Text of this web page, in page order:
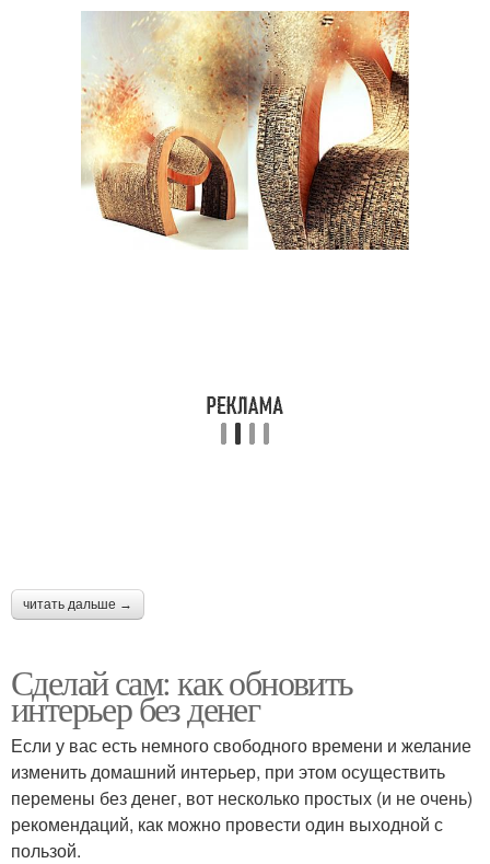
читать дальше →
Сделай сам: как обновить
интерьер без денег
Если у вас есть немного свободного времени и желание
изменить домашний интерьер, при этом осуществить
перемены без денег, вот несколько простых (и не очень)
рекомендаций, как можно провести один выходной с
пользой.